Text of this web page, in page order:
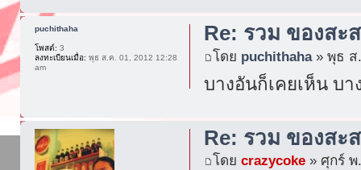
Re: รวม ของสะ
โดย puchithaha» พุธ ส.
บางอันก็เคยเห็น บ
puchithaha
โพสต์: 3
ลงทะเบียนเมื่อ: พุธ ส.ค. 01, 2012 12:28
am
Re: รวม ของสะ
โดยcrazycoke » ศุกร์ พ